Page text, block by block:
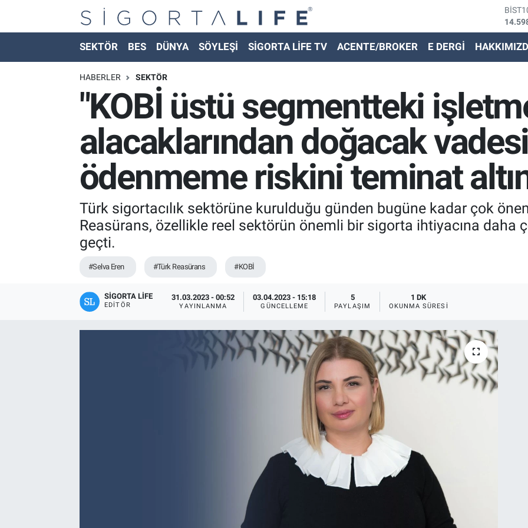
SEKTÖR BES DÜNYA SÖYLEŞİ SİGORTA LİFE TV ACENTE/BROKER E DERGİ
HABERLER SEKTÖR
"KOBİ üstü segmentteki
alacaklarından doğacak
ödenmeme riskini teminat
Türk sigortacılık sektörüne kurulduğu günden bugüne kadar çok
Reasürans, özellikle reel sektörün önemli bir sigorta ihtiyacına daha
geçti.
#Selva Eren #Türk Reasürans #KOBİ
SIGORTA LIFE
EDITÖR
31.03.2023 - 00:52
YAYINLANMA
03.04.2023 - 15:18
GÜNCELLEME
5
PAYLAŞIM
1 DK
OKUNMA SÜRESI
Nöbetçi Eczaneler
Hava Durumu
Namaz Vakitleri
Trafik Durumu
Süper Lig Puan Durumu ve Fikstür
Son Dakika Haberleri